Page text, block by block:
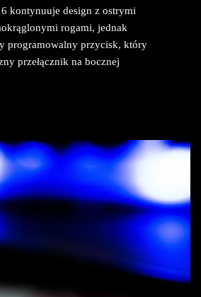
kontynuuje design z ostrymi
rogami, jednak
programowalny przycisk, który
przełącznik na bocznej